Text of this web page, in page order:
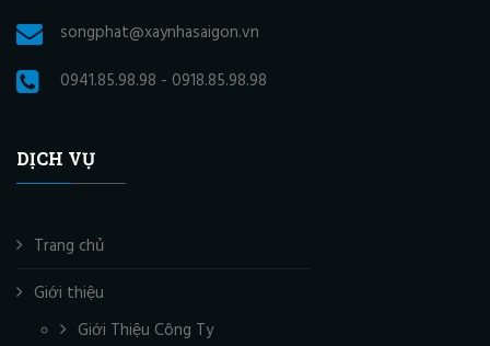
songphat@xaynhasaigon.vn
0941.85.98.98 - 0918.85.98.98
DỊCH VỤ
Trang chủ
Giới thiệu
Giới Thiệu Công Ty